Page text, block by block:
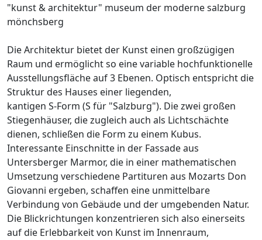
"kunst & architektur" museum der moderne salzburg
mönchsberg
Die Architektur bietet der Kunst einen großzügigen
Raum und ermöglicht so eine variable hochfunktionelle
Ausstellungsfläche auf 3 Ebenen. Optisch entspricht die
Struktur des Hauses einer liegenden,
kantigen S-Form (S für "Salzburg"). Die zwei großen
Stiegenhäuser, die zugleich auch als Lichtschächte
dienen, schließen die Form zu einem Kubus.
Interessante Einschnitte in der Fassade aus
Untersberger Marmor, die in einer mathematischen
Umsetzung verschiedene Partituren aus Mozarts Don
Giovanni ergeben, schaffen eine unmittelbare
Verbindung von Gebäude und der umgebenden Natur.
Die Blickrichtungen konzentrieren sich also einerseits
auf die Erlebbarkeit von Kunst im Innenraum,